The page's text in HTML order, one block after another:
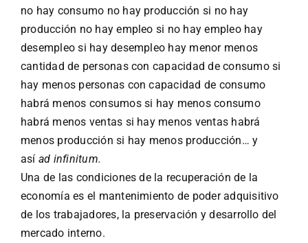
no hay consumo no hay producción si no hay
producción no hay empleo si no hay empleo hay
desempleo si hay desempleo hay menor menos
cantidad de personas con capacidad de consumo si
hay menos personas con capacidad de consumo
habrá menos consumos si hay menos consumo
habrá menos ventas si hay menos ventas habrá
menos producción si hay menos producción… y
así ad infinitum.
Una de las condiciones de la recuperación de la
economía es el mantenimiento de poder adquisitivo
de los trabajadores, la preservación y desarrollo del
mercado interno.